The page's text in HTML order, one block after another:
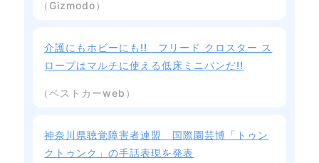
（Gizmodo）
介護にもホビーにも!! フリード クロスター ス
ロープはマルチに使える低床ミニバンだ!!
（ベストカーweb）
神奈川県聴覚障害者連盟 国際園芸博「トゥン
クトゥンク」の手話表現を発表